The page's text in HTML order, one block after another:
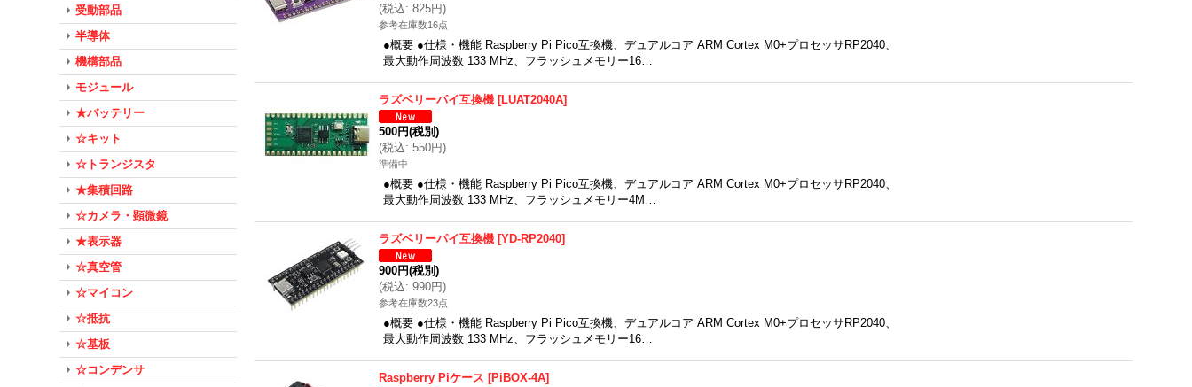
受動部品
半導体
機構部品
モジュール
★バッテリー
☆キット
☆トランジスタ
★集積回路
☆カメラ・顕微鏡
★表示器
☆真空管
☆マイコン
☆抵抗
☆基板
☆コンデンサ
(税込: 825円)
参考在庫数16点
●概要 ●仕様・機能 Raspberry Pi Pico互換機、デュアルコア ARM Cortex M0+プロセッサRP2040、
最大動作周波数 133 MHz、フラッシュメモリー16…
ラズベリーパイ互換機 [LUAT2040A]
500円(税別)
(税込: 550円)
準備中
●概要 ●仕様・機能 Raspberry Pi Pico互換機、デュアルコア ARM Cortex M0+プロセッサRP2040、
最大動作周波数 133 MHz、フラッシュメモリー4M…
ラズベリーパイ互換機 [YD-RP2040]
900円(税別)
(税込: 990円)
参考在庫数23点
●概要 ●仕様・機能 Raspberry Pi Pico互換機、デュアルコア ARM Cortex M0+プロセッサRP2040、
最大動作周波数 133 MHz、フラッシュメモリー16…
Raspberry Piケース [PiBOX-4A]